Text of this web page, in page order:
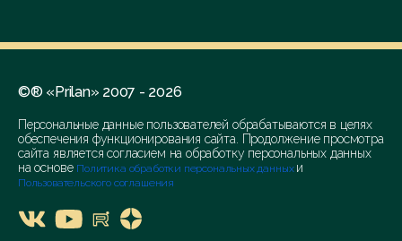
©® «Prilan» 2007 - 2026
Персональные данные пользователей обрабатываются в целях
обеспечения функционирования сайта. Продолжение просмотра
сайта является согласием на обработку персональных данных
на основе Политика обработки персональных данных и
Пользовательского соглашения